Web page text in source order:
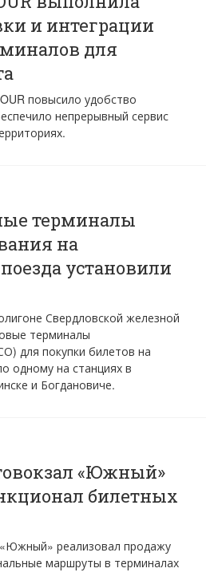
и интеграции
для
повысило удобство
непрерывный сервис
терминалы
на
установили
Свердловской железной
терминалы
для покупки билетов на
одному на станциях в
и Богдановиче.
«Южный»
билетных
реализовал продажу
маршруты в терминалах